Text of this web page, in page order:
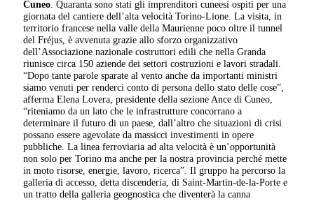
Cuneo. Quaranta sono stati gli imprenditori cuneesi ospiti per una
giornata del cantiere dell’alta velocità Torino-Lione. La visita, in
territorio francese nella valle della Maurienne poco oltre il tunnel
del Fréjus, è avvenuta grazie allo sforzo organizzativo
dell’Associazione nazionale costruttori edili che nella Granda
riunisce circa 150 aziende dei settori costruzioni e lavori stradali.
“Dopo tante parole sparate al vento anche da importanti ministri
siamo venuti per renderci conto di persona dello stato delle cose”,
afferma Elena Lovera, presidente della sezione Ance di Cuneo,
“riteniamo da un lato che le infrastrutture concorrano a
determinare il futuro di un paese, dall’altro che situazioni di crisi
possano essere agevolate da massicci investimenti in opere
pubbliche. La linea ferroviaria ad alta velocità è un’opportunità
non solo per Torino ma anche per la nostra provincia perché mette
in moto risorse, energie, lavoro, ricerca”. Il gruppo ha percorso la
galleria di accesso, detta discenderia, di Saint-Martin-de-la-Porte e
un tratto della galleria geognostica che diventerà la canna